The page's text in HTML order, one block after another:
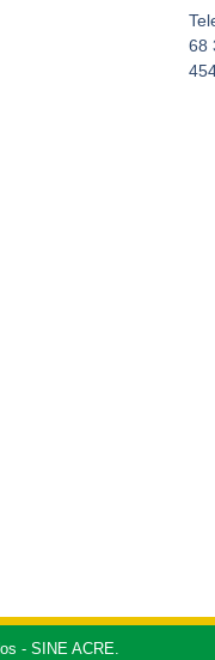
68
- SINE ACRE.